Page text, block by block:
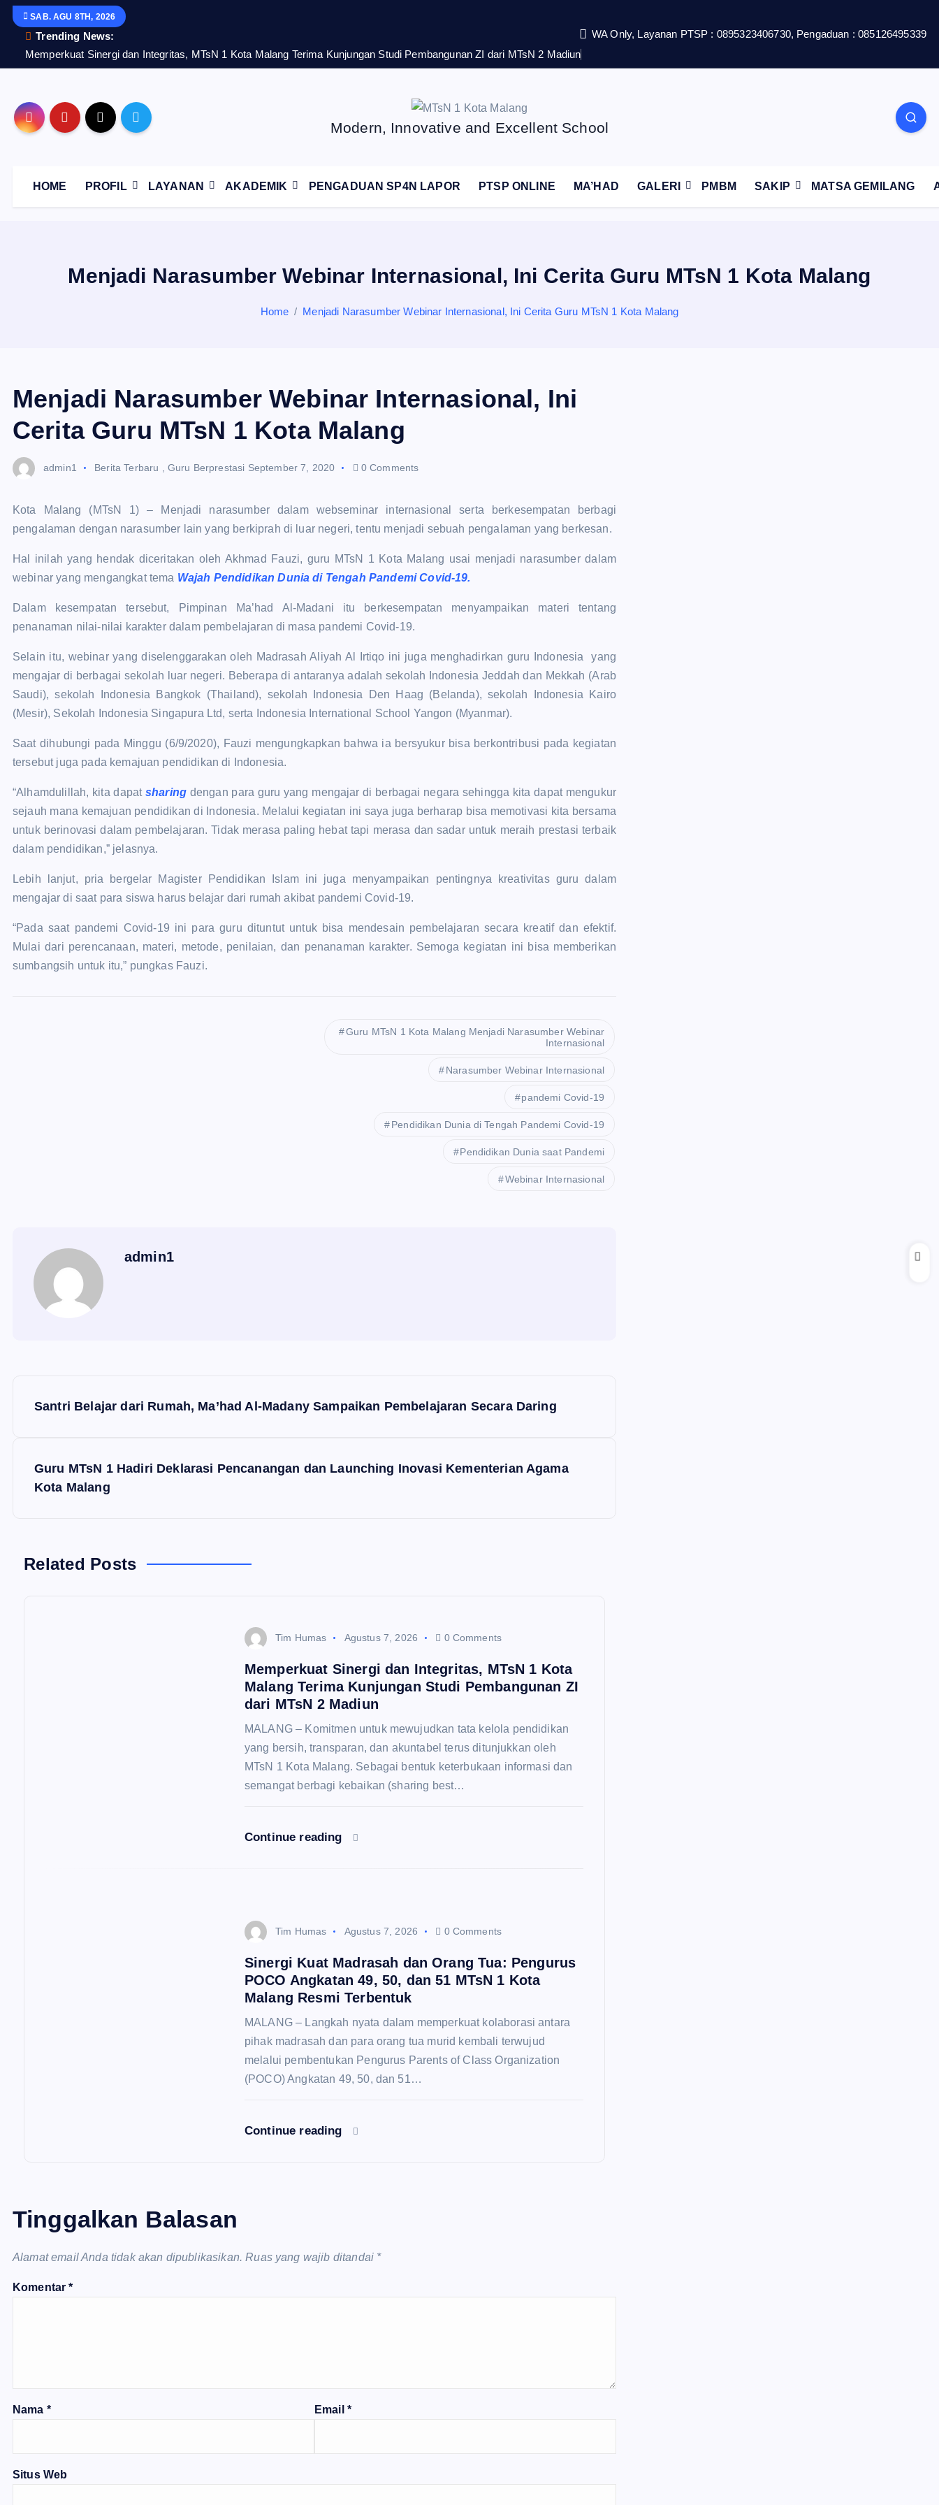
p
SAB. AGU 8TH, 2026
Trending News:
Memperkuat Sinergi dan Integritas, MTsN 1 Kota Malang Terima Kunjungan Studi Pembangunan ZI dari MTsN 2 Madiun
WA Only, Layanan PTSP : 0895323406730, Pengaduan : 085126495339
Modern, Innovative and Excellent School
HOME PROFIL LAYANAN AKADEMIK PENGADUAN SP4N LAPOR PTSP ONLINE MA’HAD GALERI PMBM SAKIP MATSA GEMILANG
Menjadi Narasumber Webinar Internasional, Ini Cerita Guru MTsN 1 Kota Malang
Home Menjadi Narasumber Webinar Internasional, Ini Cerita Guru MTsN 1 Kota Malang
Menjadi Narasumber Webinar Internasional, Ini
Cerita Guru MTsN 1 Kota Malang
admin1 Berita Terbaru Guru Berprestasi September 7, 2020 0 Comments
Kota Malang (MTsN 1) – Menjadi narasumber dalam webseminar internasional serta berkesempatan berbagi
pengalaman dengan narasumber lain yang berkiprah di luar negeri, tentu menjadi sebuah pengalaman yang berkesan.
Hal inilah yang hendak diceritakan oleh Akhmad Fauzi, guru MTsN 1 Kota Malang usai menjadi narasumber dalam
webinar yang mengangkat tema Wajah Pendidikan Dunia di Tengah Pandemi Covid-19.
Dalam kesempatan tersebut, Pimpinan Ma’had Al-Madani itu berkesempatan menyampaikan materi tentang
penanaman nilai-nilai karakter dalam pembelajaran di masa pandemi Covid-19.
Selain itu, webinar yang diselenggarakan oleh Madrasah Aliyah Al Irtiqo ini juga menghadirkan guru Indonesia yang
mengajar di berbagai sekolah luar negeri. Beberapa di antaranya adalah sekolah Indonesia Jeddah dan Mekkah (Arab
Saudi), sekolah Indonesia Bangkok (Thailand), sekolah Indonesia Den Haag (Belanda), sekolah Indonesia Kairo
(Mesir), Sekolah Indonesia Singapura Ltd, serta Indonesia International School Yangon (Myanmar).
Saat dihubungi pada Minggu (6/9/2020), Fauzi mengungkapkan bahwa ia bersyukur bisa berkontribusi pada kegiatan
tersebut juga pada kemajuan pendidikan di Indonesia.
“Alhamdulillah, kita dapat sharing dengan para guru yang mengajar di berbagai negara sehingga kita dapat mengukur
sejauh mana kemajuan pendidikan di Indonesia. Melalui kegiatan ini saya juga berharap bisa memotivasi kita bersama
untuk berinovasi dalam pembelajaran. Tidak merasa paling hebat tapi merasa dan sadar untuk meraih prestasi terbaik
dalam pendidikan,” jelasnya.
Lebih lanjut, pria bergelar Magister Pendidikan Islam ini juga menyampaikan pentingnya kreativitas guru dalam
mengajar di saat para siswa harus belajar dari rumah akibat pandemi Covid-19.
“Pada saat pandemi Covid-19 ini para guru dituntut untuk bisa mendesain pembelajaran secara kreatif dan efektif.
Mulai dari perencanaan, materi, metode, penilaian, dan penanaman karakter. Semoga kegiatan ini bisa memberikan
sumbangsih untuk itu,” pungkas Fauzi.
Guru MTsN 1 Kota Malang Menjadi Narasumber Webinar
Internasional
Narasumber Webinar Internasional
pandemi Covid-19
Pendidikan Dunia di Tengah Pandemi Covid-19
Pendidikan Dunia saat Pandemi
Webinar Internasional
admin1
N
g
Santri Belajar dari Rumah, Ma’had Al-Madany Sampaikan Pembelajaran Secara Daring
Guru MTsN 1 Hadiri Deklarasi Pencanangan dan Launching Inovasi Kementerian Agama
Kota Malang
Related Posts
Tim Humas Agustus 7, 2026 0 Comments
Memperkuat Sinergi dan Integritas, MTsN 1 Kota
Malang Terima Kunjungan Studi Pembangunan ZI
dari MTsN 2 Madiun
MALANG – Komitmen untuk mewujudkan tata kelola pendidikan
yang bersih, transparan, dan akuntabel terus ditunjukkan oleh
MTsN 1 Kota Malang. Sebagai bentuk keterbukaan informasi dan
semangat berbagi kebaikan (sharing best…
Continue reading
Tim Humas Agustus 7, 2026 0 Comments
Sinergi Kuat Madrasah dan Orang Tua: Pengurus
POCO Angkatan 49, 50, dan 51 MTsN 1 Kota
Malang Resmi Terbentuk
MALANG – Langkah nyata dalam memperkuat kolaborasi antara
pihak madrasah dan para orang tua murid kembali terwujud
melalui pembentukan Pengurus Parents of Class Organization
(POCO) Angkatan 49, 50, dan 51…
Continue reading
Tinggalkan Balasan
Alamat email Anda tidak akan dipublikasikan. Ruas yang wajib ditandai *
Komentar*
Nama * Email *
Situs Web